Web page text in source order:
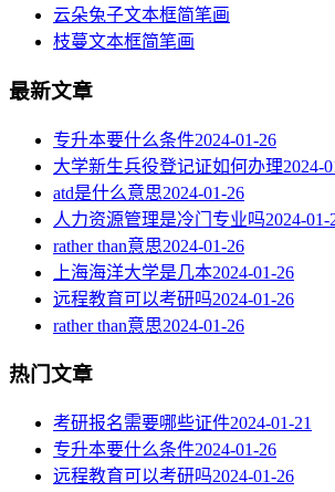
云朵兔子文本框简笔画
枝蔓文本框简笔画
最新文章
专升本要什么条件2024-01-26
大学新生兵役登记证如何办理2024-
atd是什么意思2024-01-26
人力资源管理是冷门专业吗2024-01-
rather than意思2024-01-26
上海海洋大学是几本2024-01-26
远程教育可以考研吗2024-01-26
rather than意思2024-01-26
热门文章
考研报名需要哪些证件2024-01-21
专升本要什么条件2024-01-26
远程教育可以考研吗2024-01-26